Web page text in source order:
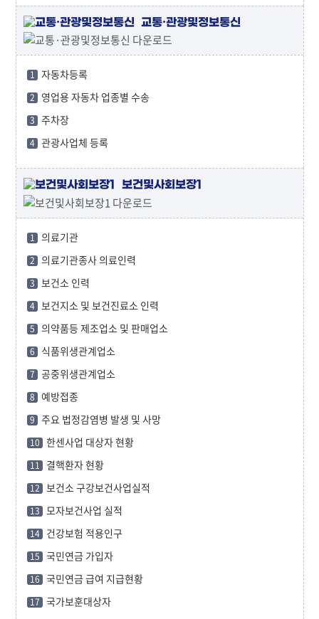
교통·관광및정보통신
1 자동차등록
2 영업용 자동차 업종별 수송
3 주차장
4 관광사업체 등록
보건및사회보장1
1 의료기관
2 의료기관종사 의료인력
3 보건소 인력
4 보건지소 및 보건진료소 인력
5 의약품등 제조업소 및 판매업소
6 식품위생관계업소
7 공중위생관계업소
8 예방접종
9 주요 법정감염병 발생 및 사망
10 한센사업 대상자 현황
11 결핵환자 현황
12 보건소 구강보건사업실적
13 모자보건사업 실적
14 건강보험 적용인구
15 국민연금 가입자
16 국민연금 급여 지급현황
17 국가보훈대상자